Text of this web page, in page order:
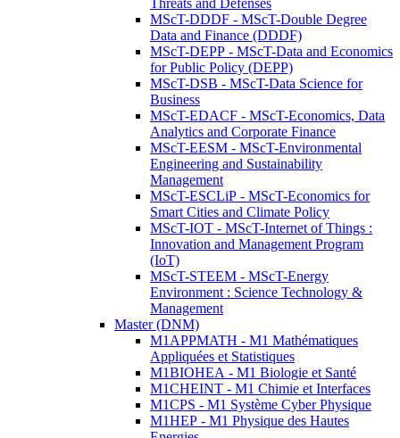
Threats and Defenses
MScT-DDDF - MScT-Double Degree
Data and Finance (DDDF)
MScT-DEPP - MScT-Data and Economics
for Public Policy (DEPP)
MScT-DSB - MScT-Data Science for
Business
MScT-EDACF - MScT-Economics, Data
Analytics and Corporate Finance
MScT-EESM - MScT-Environmental
Engineering and Sustainability
Management
MScT-ESCLiP - MScT-Economics for
Smart Cities and Climate Policy
MScT-IOT - MScT-Internet of Things :
Innovation and Management Program
(IoT)
MScT-STEEM - MScT-Energy
Environment : Science Technology &
Management
Master (DNM)
M1APPMATH - M1 Mathématiques
Appliquées et Statistiques
M1BIOHEA - M1 Biologie et Santé
M1CHEINT - M1 Chimie et Interfaces
M1CPS - M1 Système Cyber Physique
M1HEP - M1 Physique des Hautes